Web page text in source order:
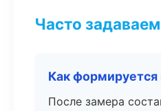
Часто
Как формируется
После замера